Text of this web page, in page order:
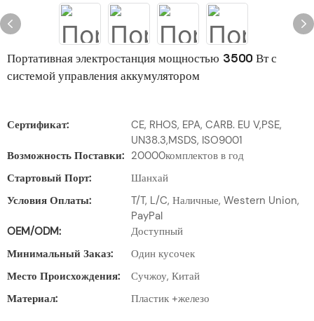
Портативная электростанция мощностью 3500 Вт с
системой управления аккумулятором
Сертификат:
CE, RHOS, EPA, CARB. EU V,PSE,
UN38.3,MSDS, ISO9001
Возможность Поставки: 20000комплектов в год
Стартовый Порт:
Шанхай
Условия Оплаты:
T/T, L/C, Наличные, Western Union,
PayPal
OEM/ODM:
Доступный
Минимальный Заказ:
Один кусочек
Место Происхождения:
Сучжоу, Китай
Материал:
Пластик +железо